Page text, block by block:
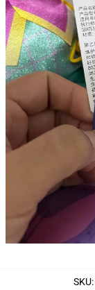
SKU: